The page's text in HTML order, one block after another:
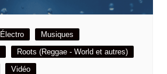
Électro
Musiques
Roots (Reggae - World et autres)
Vidéo